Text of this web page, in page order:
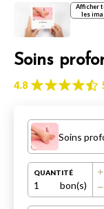
Afficher
les
Soins
4.8
Soins
QUANTITÉ
1 bon(s)